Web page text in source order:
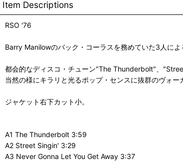
Item Descriptions
RSO '76
Barry Manilowのバック・コーラスを務めていた3人に
都会的なディスコ・チューン"The Thunderbolt"、
当然の様にキラリと光るポップ・センスに抜群のヴォー
ジャケット右下カット小。
A1 The Thunderbolt 3:59
A2 Street Singin' 3:29
A3 Never Gonna Let You Get Away 3:37